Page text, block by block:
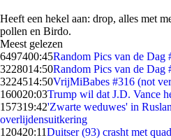
Heeft een hekel aan: drop, alles met
pollen en Birdo.
Meest gelezen
6497400:45Random Pics van de Dag
3228014:50Random Pics van de Dag
3224514:50VrijMiBabes #316 (not
160020:03Trump wil dat J.D. Vance
157319:42'Zwarte weduwes' in
overlijdensuitkering
120420:11Duitser (93) crasht met